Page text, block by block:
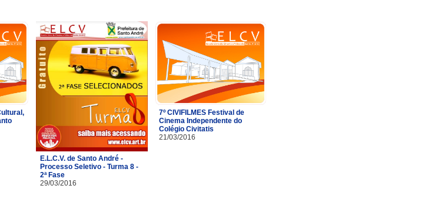
E.L.C.V. de Santo André -
Processo Seletivo - Turma 8 -
2ª Fase
29/03/2016
7º CIVIFILMES Festival de
Cinema Independente do
Colégio Civitatis
21/03/2016